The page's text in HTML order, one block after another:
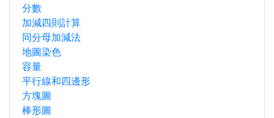
分數
加減四則計算
同分母加減法
地圖染色
容量
平行線和四邊形
方塊圖
棒形圖